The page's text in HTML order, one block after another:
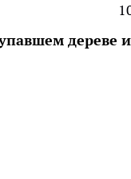
дереве